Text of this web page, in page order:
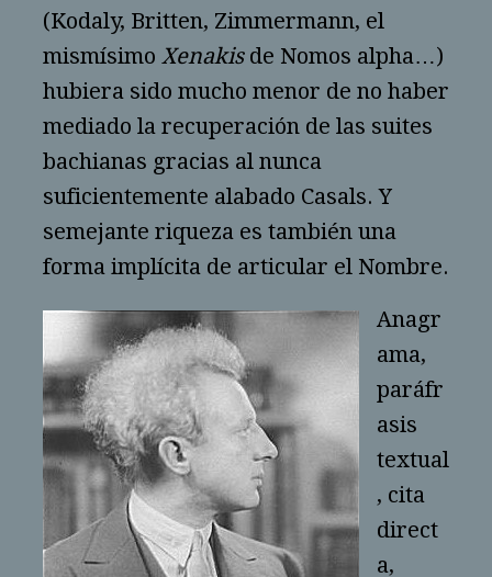
(Kodaly, Britten, Zimmermann, el
mismísimo Xenakisde Nomos alpha…)
hubiera sido mucho menor de no haber
mediado la recuperación de las suites
bachianas gracias al nunca
suficientemente alabado Casals. Y
semejante riqueza es también una
forma implícita de articular el Nombre.
Anagr
ama,
paráfr
asis
textual
, cita
direct
a,